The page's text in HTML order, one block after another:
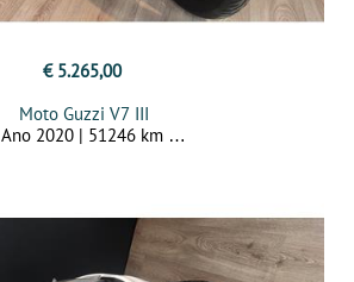
€ 5.265,00
Moto Guzzi V7 III
Ano 2020 | 51246 km